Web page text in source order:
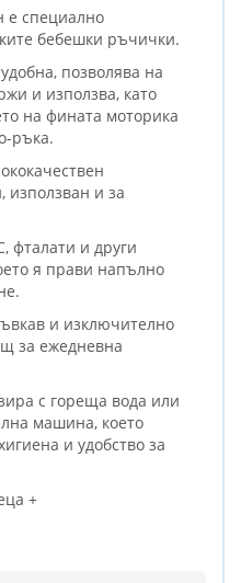
е специално
бебешки ръчички.
позволява на
и използва, като
на фината моторика
ръка.
използван и за
фталати и други
я прави напълно
и изключително
за ежедневна
с гореща вода или
машина, което
и удобство за
+